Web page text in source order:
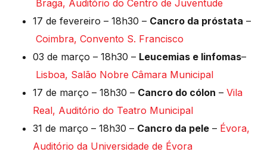
Braga, Auditório do Centro de Juventude
17 de fevereiro – 18h30 – Cancro da próstata –
Coimbra, Convento S. Francisco
03 de março – 18h30 – Leucemias e linfomas–
Lisboa, Salão Nobre Câmara Municipal
17 de março – 18h30 – Cancro do cólon – Vila
Real, Auditório do Teatro Municipal
31 de março – 18h30 – Cancro da pele – Évora,
Auditório da Universidade de Évora